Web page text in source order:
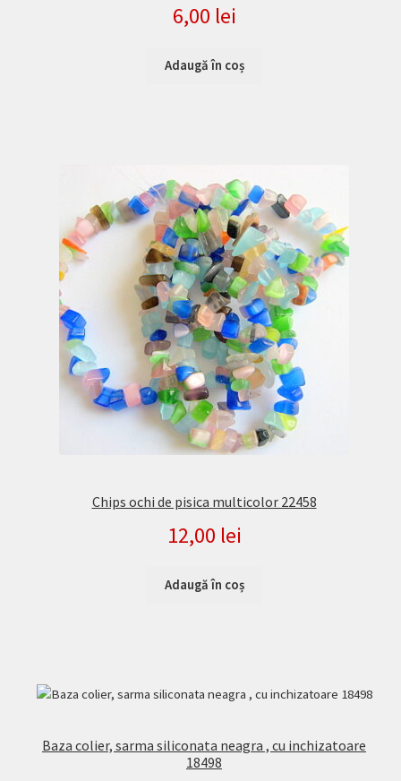
6,00 lei
Adaugă în coș
Chips ochi de pisica multicolor 22458
12,00 lei
Adaugă în coș
Baza colier, sarma siliconata neagra , cu inchizatoare
18498